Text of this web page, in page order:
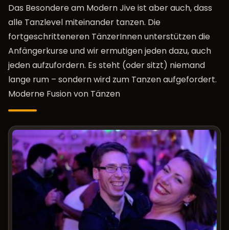
Das Besondere am Modern Jive ist aber auch, dass
alle Tanzlevel miteinander tanzen. Die
fortgeschritteneren TänzerInnen unterstützen die
Anfängerkurse und wir ermutigen jeden dazu, auch
jeden aufzufordern. Es steht (oder sitzt) niemand
lange rum – sondern wird zum Tanzen aufgefordert.
Moderne Fusion von Tänzen